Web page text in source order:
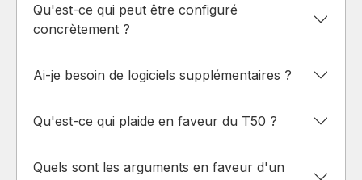
Qu'est-ce qui peut être configuré
concrètement ?
Ai-je besoin de logiciels supplémentaires ?
Qu'est-ce qui plaide en faveur du T50 ?
Quels sont les arguments en faveur d'un